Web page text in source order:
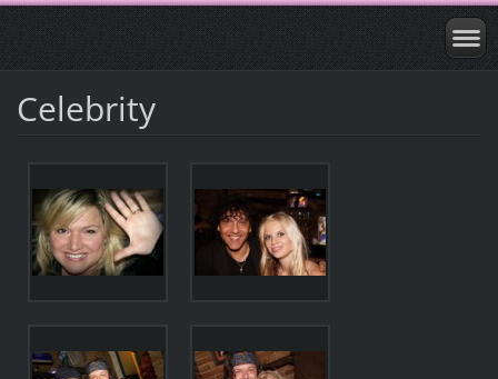
Celebrity